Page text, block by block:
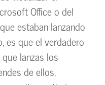
Office o del
estaban lanzando
es que el verdadero
lanzas los
de ellos,